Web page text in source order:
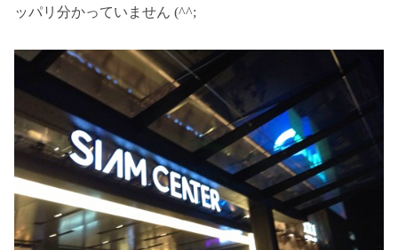
ッパリ分かっていません (^^;